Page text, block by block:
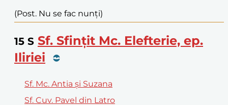
(Post. Nu se fac nunți)
15 S Sf. Sfințit Mc. Elefterie, ep.
Iliriei
Sf. Mc. Antia și Suzana
Sf. Cuv. Pavel din Latro